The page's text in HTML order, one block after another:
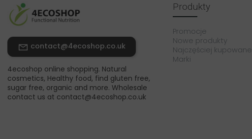
contact@4ecoshop.co.uk
4ecoshop online shopping. Natural
cosmetics, Healthy food, find gluten free,
sugar free, organic and more. Wholesale
contact us at contact@4ecoshop.co.uk
Produkty
Promocje
Nowe produkty
Najczęściej kupowane
Marki